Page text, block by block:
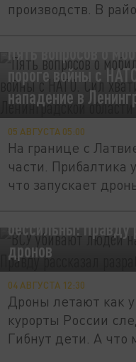
производств. В
Пять вопросов о
пороге войны с
нападение в
05 АВГУСТА 05:00
На границе с
части. Прибалтика
что запускает
бессильны: Правду
дронов
04 АВГУСТА 12:30
Дроны летают как
курорты России
Гибнут дети. А что